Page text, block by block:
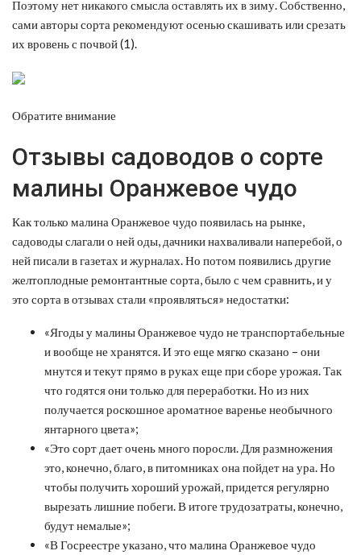
Поэтому нет никакого смысла оставлять их в зиму. Собственно,
сами авторы сорта рекомендуют осенью скашивать или срезать
их вровень с почвой (1).
Обратите внимание
Отзывы садоводов о сорте
малины Оранжевое чудо
Как только малина Оранжевое чудо появилась на рынке,
садоводы слагали о ней оды, дачники нахваливали наперебой, о
ней писали в газетах и журналах. Но потом появились другие
желтоплодные ремонтантные сорта, было с чем сравнить, и у
это сорта в отзывах стали «проявляться» недостатки:
«Ягоды у малины Оранжевое чудо не транспортабельные
и вообще не хранятся. И это еще мягко сказано – они
мнутся и текут прямо в руках еще при сборе урожая. Так
что годятся они только для переработки. Но из них
получается роскошное ароматное варенье необычного
янтарного цвета»;
«Это сорт дает очень много поросли. Для размножения
это, конечно, благо, в питомниках она пойдет на ура. Но
чтобы получить хороший урожай, придется регулярно
вырезать лишние побеги. В итоге трудозатраты, конечно,
будут немалые»;
«В Госреестре указано, что малина Оранжевое чудо